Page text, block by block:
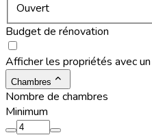
Ouvert
Budget de rénovation
Afficher les propriétés avec
Chambres
Nombre de chambres
Minimum